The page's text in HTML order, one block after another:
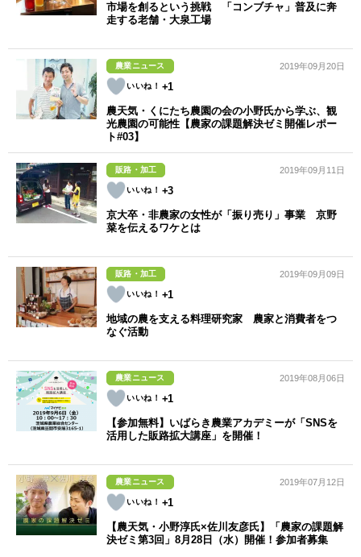
市場を創るという挑戦 「コンブチャ」普及に奔
走する老舗・大泉工場
農業ニュース
+1
2019年09月20日
農天気・くにたち農園の会の小野氏から学ぶ、観
光農園の可能性【農家の課題解決ゼミ開催レポー
ト#03】
販路・加工
+3
2019年09月11日
京大卒・非農家の女性が「振り売り」事業 京野
菜を伝えるワケとは
販路・加工
+1
2019年09月09日
地域の農を支える料理研究家 農家と消費者をつ
なぐ活動
農業ニュース
+1
2019年08月06日
【参加無料】いばらき農業アカデミーが「SNSを
活用した販路拡大講座」を開催！
農業ニュース
+1
2019年07月12日
【農天気・小野淳氏×佐川友彦氏】「農家の課題解
決ゼミ第3回」8月28日（水）開催！参加者募集